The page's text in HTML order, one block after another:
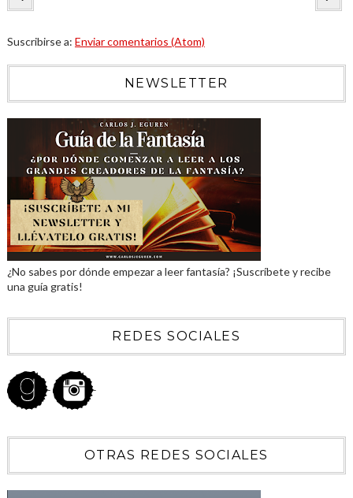
Suscribirse a: Enviar comentarios (Atom)
NEWSLETTER
¿No sabes por dónde empezar a leer fantasía? ¡Suscríbete y recibe
una guía gratis!
REDES SOCIALES
OTRAS REDES SOCIALES